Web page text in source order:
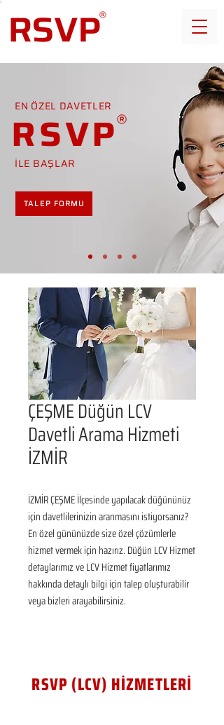
EN ÖZEL DAVETLER
RSVP
İLE BAŞLAR
TALEP FORMU
ÇEŞME Düğün LCV
Davetli Arama Hizmeti
İZMİR
İZMİR ÇEŞME İlçesinde yapılacak düğününüz
için davetlilerinizin aranmasını istiyorsanız?
En özel gününüzde size özel çözümlerle
hizmet vermek için hazırız. Düğün LCV Hizmet
detaylarımız ve LCV Hizmet fiyatlarımız
hakkında detaylı bilgi için talep oluşturabilir
veya bizleri arayabilirsiniz.
RSVP (LCV) HİZMETLERİ